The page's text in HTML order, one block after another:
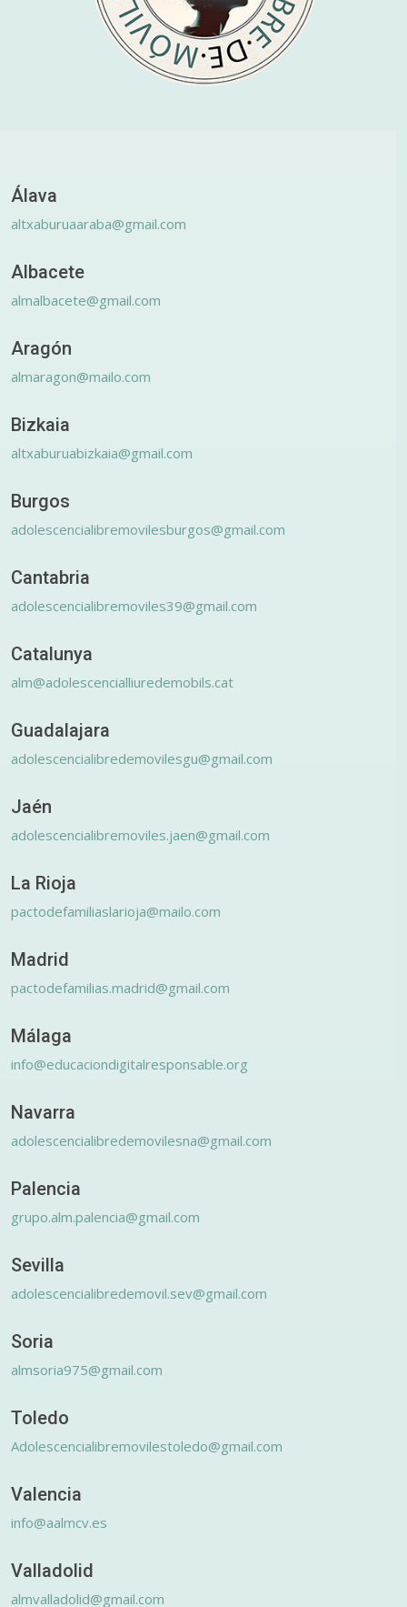
Álava
altxaburuaaraba@gmail.com
Albacete
almalbacete@gmail.com
Aragón
almaragon@mailo.com
Bizkaia
altxaburuabizkaia@gmail.com
Burgos
adolescencialibremovilesburgos@gmail.com
Cantabria
adolescencialibremoviles39@gmail.com
Catalunya
alm@adolescencialliuredemobils.cat
Guadalajara
adolescencialibredemovilesgu@gmail.com
Jaén
adolescencialibremoviles.jaen@gmail.com
La Rioja
pactodefamiliaslarioja@mailo.com
Madrid
pactodefamilias.madrid@gmail.com
Málaga
info@educaciondigitalresponsable.org
Navarra
adolescencialibredemovilesna@gmail.com
Palencia
grupo.alm.palencia@gmail.com
Sevilla
adolescencialibredemovil.sev@gmail.com
Soria
almsoria975@gmail.com
Toledo
Adolescencialibremovilestoledo@gmail.com
Valencia
info@aalmcv.es
Valladolid
almvalladolid@gmail.com